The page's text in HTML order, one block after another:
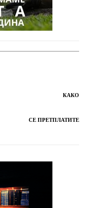
КАКО
СЕ ПРЕТПЛАТИТЕ